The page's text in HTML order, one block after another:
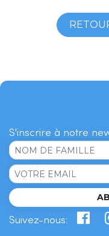
S'inscrire à notre
Suivez-nous: